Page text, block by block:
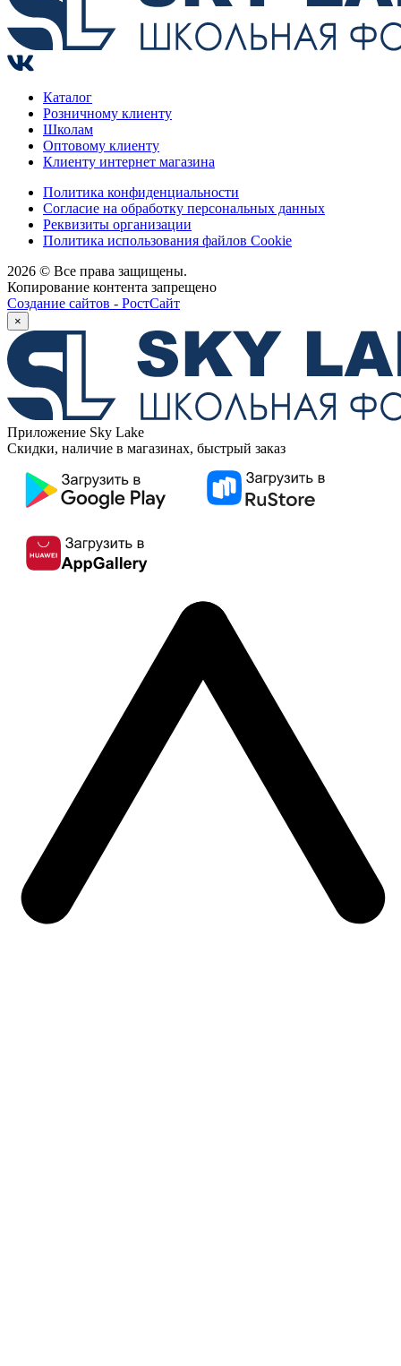
Каталог
Розничному клиенту
Школам
Оптовому клиенту
Клиенту интернет магазина
Политика конфиденциальности
Согласие на обработку персональных данных
Реквизиты организации
Политика использования файлов Cookie
2026 © Все права защищены.
Копирование контента запрещено
Создание сайтов - РостСайт
×
Приложение Sky Lake
Скидки, наличие в магазинах, быстрый заказ